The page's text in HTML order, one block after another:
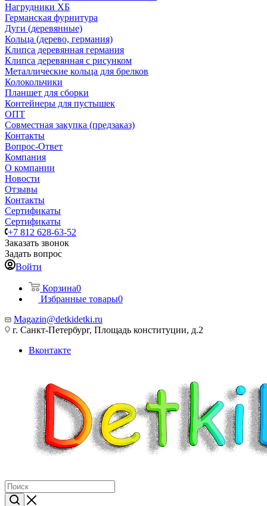
Нагрудники ХБ
Германская фурнитура
Дуги (деревянные)
Кольца (дерево, германия)
Клипса деревянная германия
Клипса деревянная с рисунком
Металлические кольца для брелков
Колокольчики
Планшет для сборки
Контейнеры для пустышек
ОПТ
Совместная закупка (предзаказ)
Контакты
Вопрос-Ответ
Компания
О компании
Новости
Отзывы
Контакты
Сертификаты
Сертификаты
+7 812 628-63-52
Заказать звонок
Задать вопрос
Войти
Корзина0
Избранные товары0
Magazin@detkidetki.ru
г. Санкт-Петербург, Площадь конституции, д.2
Вконтакте